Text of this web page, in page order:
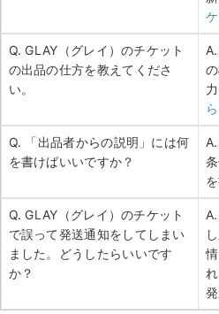
Q. GLAY（グレイ）のチケット
の出品の仕方を教えてくださ
い。
ら
Q. 「出品者からの説明」には何
を書けばいいですか？
Q. GLAY（グレイ）のチケット
で誤って発送通知をしてしまい
ました。どうしたらいいです
か？